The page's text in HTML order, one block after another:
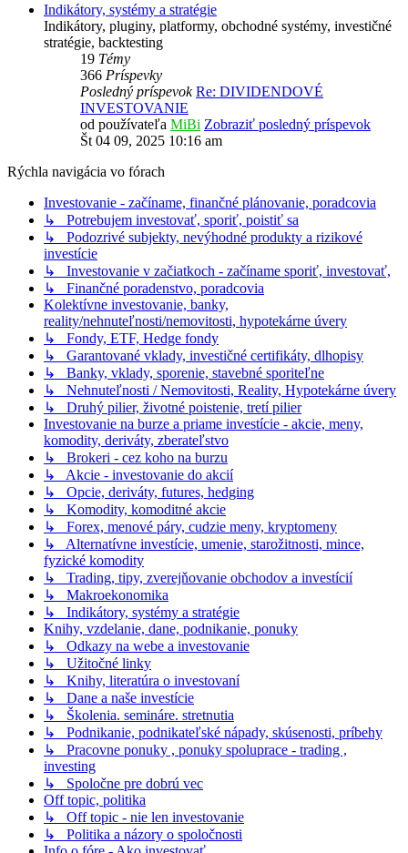
Indikátory, systémy a stratégie
Indikátory, pluginy, platformy, obchodné systémy, investičné
stratégie, backtesting
19 Témy
366 Príspevky
Posledný príspevok Re: DIVIDENDOVÉ
INVESTOVANIE
od používateľa MiBi Zobraziť posledný príspevok
Št 04 09, 2025 10:16 am
Rýchla navigácia vo fórach
Investovanie - začíname, finančné plánovanie, poradcovia
↳ Potrebujem investovať, sporiť, poistiť sa
↳ Podozrivé subjekty, nevýhodné produkty a rizikové
investície
↳ Investovanie v začiatkoch - začíname sporiť, investovať,
↳ Finančné poradenstvo, poradcovia
Kolektívne investovanie, banky,
reality/nehnuteľnosti/nemovitosti, hypotekárne úvery
↳ Fondy, ETF, Hedge fondy
↳ Garantované vklady, investičné certifikáty, dlhopisy
↳ Banky, vklady, sporenie, stavebné sporiteľne
↳ Nehnuteľnosti / Nemovitosti, Reality, Hypotekárne úvery
↳ Druhý pilier, životné poistenie, tretí pilier
Investovanie na burze a priame investície - akcie, meny,
komodity, deriváty, zberateľstvo
↳ Brokeri - cez koho na burzu
↳ Akcie - investovanie do akcií
↳ Opcie, deriváty, futures, hedging
↳ Komodity, komoditné akcie
↳ Forex, menové páry, cudzie meny, kryptomeny
↳ Alternatívne investície, umenie, starožitnosti, mince,
fyzické komodity
↳ Trading, tipy, zverejňovanie obchodov a investícií
↳ Makroekonomika
↳ Indikátory, systémy a stratégie
Knihy, vzdelanie, dane, podnikanie, ponuky
↳ Odkazy na webe a investovanie
↳ Užitočné linky
↳ Knihy, literatúra o investovaní
↳ Dane a naše investície
↳ Školenia. semináre. stretnutia
↳ Podnikanie, podnikateľské nápady, skúsenosti, príbehy
↳ Pracovne ponuky , ponuky spoluprace - trading ,
investing
↳ Spoločne pre dobrú vec
Off topic, politika
↳ Off topic - nie len investovanie
↳ Politika a názory o spoločnosti